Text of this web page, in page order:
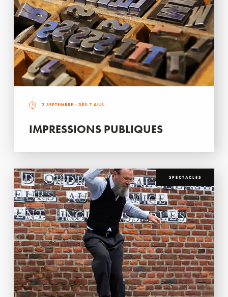
2 SEPTEMBRE - DÈS 7 ANS
IMPRESSIONS PUBLIQUES
SPECTACLES